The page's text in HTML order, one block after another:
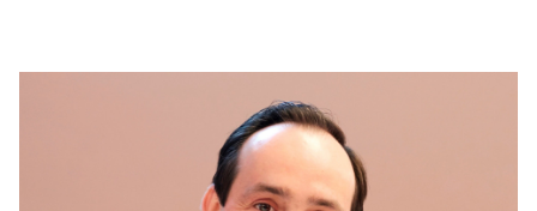
VEREINIGUNGEN UND SONDERORGANISATIONEN
LANDESFACHAUSSCHÜSSE
SATZUNG